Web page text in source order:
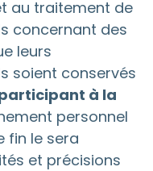
au traitement de
concernant des
leurs
soient conservés
à la
personnel
fin le sera
et précisions